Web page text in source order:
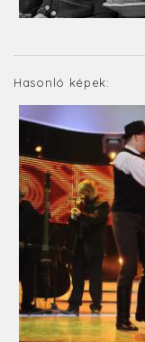
Hasonló képek: